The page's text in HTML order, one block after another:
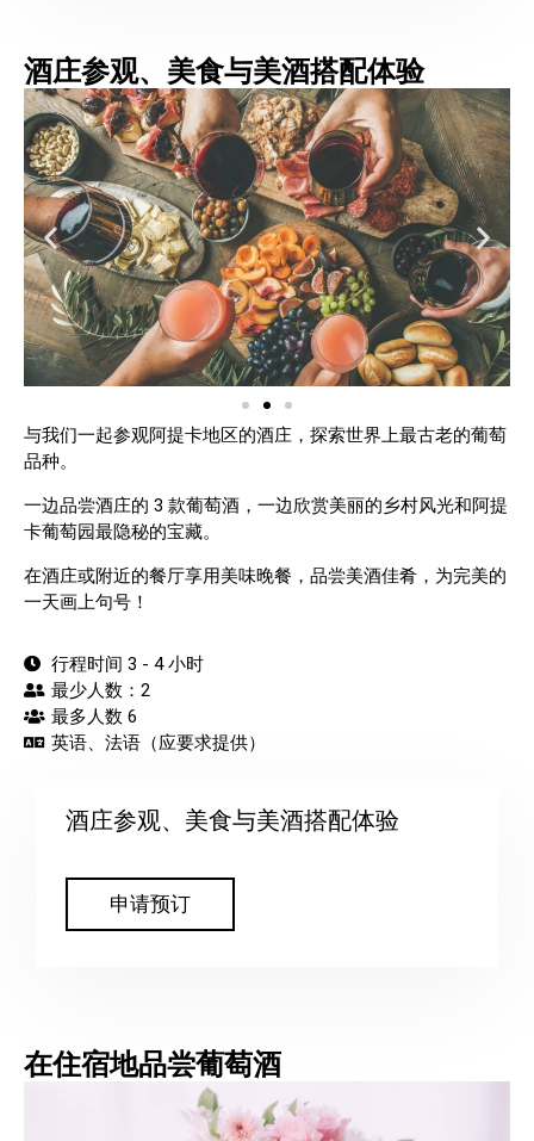
酒庄参观、美食与美酒搭配体验
与我们一起参观阿提卡地区的酒庄，探索世界上最古老的葡萄
品种。
一边品尝酒庄的 3 款葡萄酒，一边欣赏美丽的乡村风光和阿提
卡葡萄园最隐秘的宝藏。
在酒庄或附近的餐厅享用美味晚餐，品尝美酒佳肴，为完美的
一天画上句号！
行程时间 3 - 4 小时
最少人数：2
最多人数 6
英语、法语（应要求提供）
酒庄参观、美食与美酒搭配体验
申请预订
在住宿地品尝葡萄酒